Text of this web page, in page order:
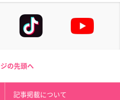
の先頭へ
記事掲載について